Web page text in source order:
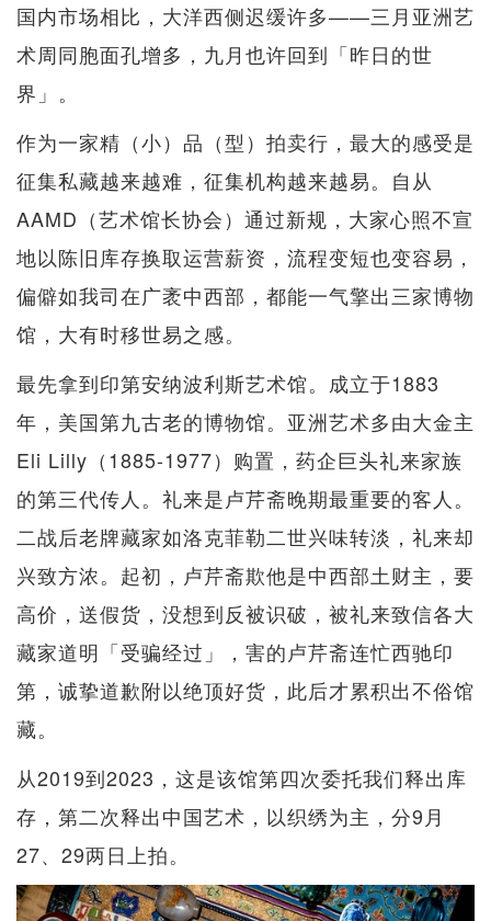
国内市场相比，大洋西侧迟缓许多——三月亚洲艺
术周同胞面孔增多，九月也许回到「昨日的世
界」。
作为一家精（小）品（型）拍卖行，最大的感受是
征集私藏越来越难，征集机构越来越易。自从
AAMD（艺术馆长协会）通过新规，大家心照不宣
地以陈旧库存换取运营薪资，流程变短也变容易，
偏僻如我司在广袤中西部，都能一气擎出三家博物
馆，大有时移世易之感。
最先拿到印第安纳波利斯艺术馆。成立于1883
年，美国第九古老的博物馆。亚洲艺术多由大金主
Eli Lilly（1885-1977）购置，药企巨头礼来家族
的第三代传人。礼来是卢芹斋晚期最重要的客人。
二战后老牌藏家如洛克菲勒二世兴味转淡，礼来却
兴致方浓。起初，卢芹斋欺他是中西部土财主，要
高价，送假货，没想到反被识破，被礼来致信各大
藏家道明「受骗经过」，害的卢芹斋连忙西驰印
第，诚挚道歉附以绝顶好货，此后才累积出不俗馆
藏。
从2019到2023，这是该馆第四次委托我们释出库
存，第二次释出中国艺术，以织绣为主，分9月
27、29两日上拍。